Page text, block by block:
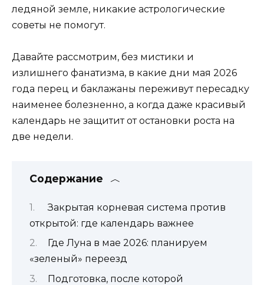
ледяной земле, никакие астрологические
советы не помогут.
Давайте рассмотрим, без мистики и
излишнего фанатизма, в какие дни мая 2026
года перец и баклажаны переживут пересадку
наименее болезненно, а когда даже красивый
календарь не защитит от остановки роста на
две недели.
Содержание
Закрытая корневая система против
открытой: где календарь важнее
Где Луна в мае 2026: планируем
«зеленый» переезд
Подготовка, после которой